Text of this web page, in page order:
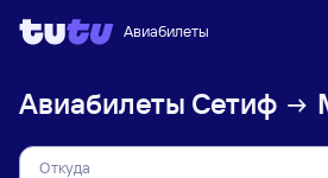
Авиабилеты
Авиабилеты Сетиф
Откуда